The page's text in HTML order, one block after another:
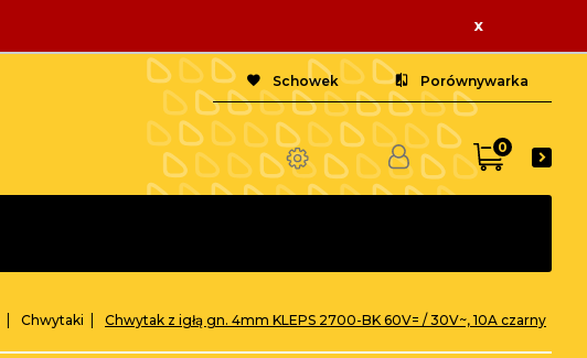
x
Schowek Porównywarka
0
Chwytaki Chwytak z igłą gn. 4mm KLEPS 2700-BK 60V= / 30V~, 10A czarny